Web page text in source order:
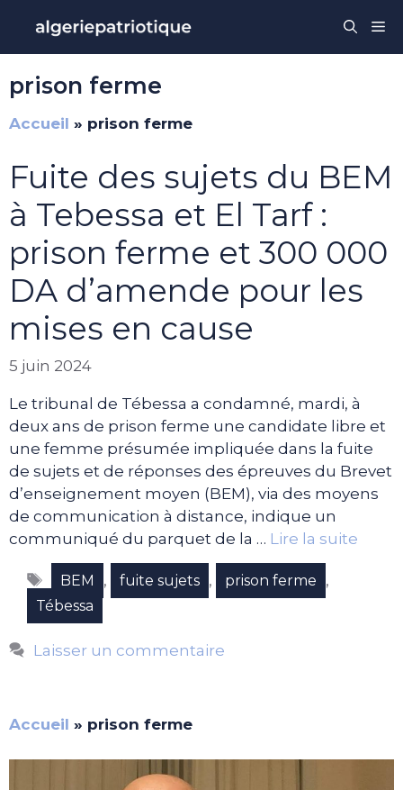
contenu
prison ferme
Accueil » prison ferme
Fuite des sujets du BEM
à Tebessa et El Tarf :
prison ferme et 300 000
DA d’amende pour les
mises en cause
5 juin 2024
Le tribunal de Tébessa a condamné, mardi, à
deux ans de prison ferme une candidate libre et
une femme présumée impliquée dans la fuite
de sujets et de réponses des épreuves du Brevet
d’enseignement moyen (BEM), via des moyens
de communication à distance, indique un
communiqué du parquet de la … Lire la suite
Étiquettes
BEM , fuite sujets , prison ferme ,
Tébessa
Laisser un commentaire
Accueil » prison ferme